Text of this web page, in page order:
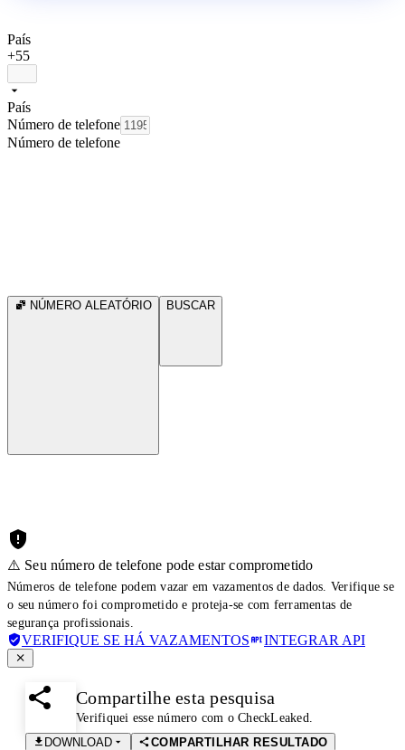
País
+55
País
Número de telefone
Número de telefone
NÚMERO ALEATÓRIO BUSCAR
⚠️ Seu número de telefone pode estar comprometido
Números de telefone podem vazar em vazamentos de dados. Verifique se
o seu número foi comprometido e proteja-se com ferramentas de
segurança profissionais.
VERIFIQUE SE HÁ VAZAMENTOS INTEGRAR API
Compartilhe esta pesquisa
Verifiquei esse número com o CheckLeaked.
DOWNLOAD
COMPARTILHAR RESULTADO